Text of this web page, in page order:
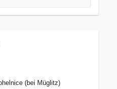
(bei Müglitz)